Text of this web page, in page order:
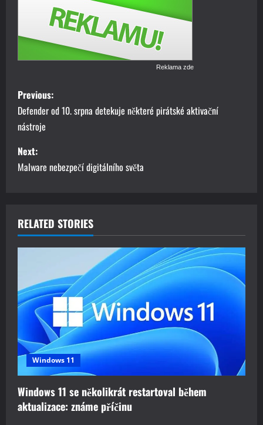
Reklama zde
P
o
s
t
a
v
g
a
t
i
o
n
Previous:
Defender od 10. srpna detekuje některé pirátské aktivační
nástroje
Next:
Malware nebezpečí digitálního světa
RELATED STORIES
Windows 11
Windows 11 se několikrát restartoval během
aktualizace: známe příčinu